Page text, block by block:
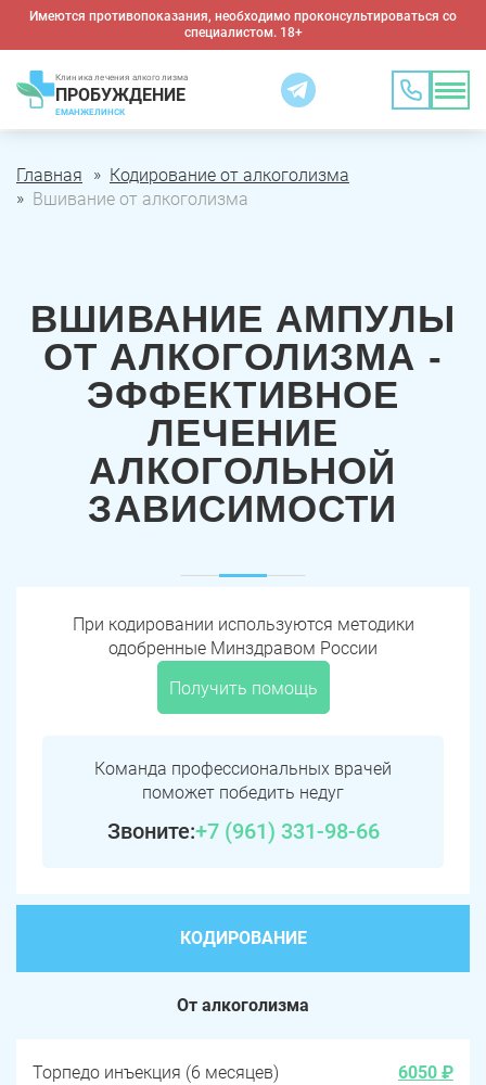
Имеются противопоказания, необходимо проконсультироваться со
специалистом. 18+
Клиника лечения алкоголизма
ПРОБУЖДЕНИЕ
ЕМАНЖЕЛИНСК
Главная
Кодирование от алкоголизма
Вшивание от алкоголизма
ВШИВАНИЕ АМПУЛЫ
ОТ АЛКОГОЛИЗМА -
ЭФФЕКТИВНОЕ
ЛЕЧЕНИЕ
АЛКОГОЛЬНОЙ
ЗАВИСИМОСТИ
При кодировании используются методики
одобренные Минздравом России
Получить помощь
Команда профессиональных врачей
поможет победить недуг
Звоните:+7 (961) 331-98-66
КОДИРОВАНИЕ
От алкоголизма
Торпедо инъекция (6 месяцев) 6050 ₽